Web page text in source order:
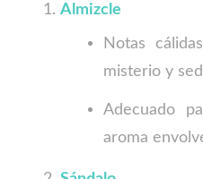
Almizcle
Notas
misterio y
Adecuado
aroma